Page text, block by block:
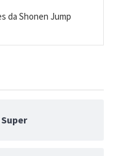
da Shonen Jump